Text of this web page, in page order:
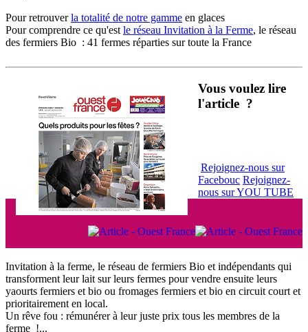
Pour retrouverla totalité de notre gamme en glaces
Pour comprendre ce qu'est le réseau Invitation à la Ferme, le réseau
des fermiers Bio : 41 fermes réparties sur toute la France
Vous voulez lire
l'article ?
Rejoignez-nous sur
Facebouc Rejoignez-
nous sur YOU TUBE
Invitation à la ferme, le réseau de fermiers Bio et indépendants qui
transforment leur lait sur leurs fermes pour vendre ensuite leurs
yaourts fermiers et bio ou fromages fermiers et bio en circuit court et
prioritairement en local.
Un rêve fou : rémunérer à leur juste prix tous les membres de la
ferme !...